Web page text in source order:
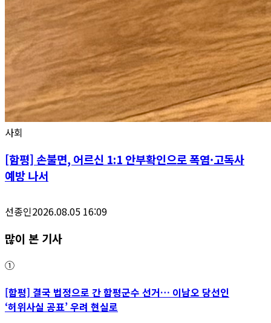
사회
[함평] 손불면, 어르신 1:1 안부확인으로 폭염·고독사
예방 나서
선종인2026.08.05 16:09
많이 본 기사
①
[함평] 결국 법정으로 간 함평군수 선거… 이남오 당선인
‘허위사실 공표’ 우려 현실로